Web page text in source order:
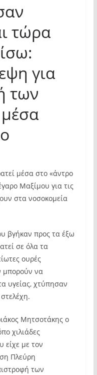
τώρα
για
των
μέσα στο «άντρο
Μαξίμου για τις
στα νοσοκομεία
βγήκαν προς τα έξω
σε όλα τα
ουρές
μπορούν να
υγείας, χτύπησαν
Μητσοτάκης ο
χιλιάδες
είχε με τον
Πλεύρη
των